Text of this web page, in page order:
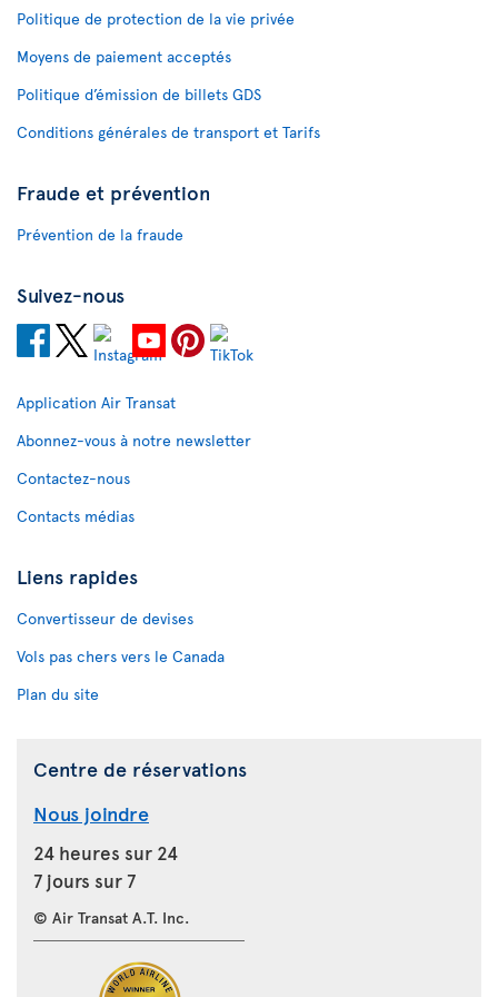
Politique de protection de la vie privée
Moyens de paiement acceptés
Politique d’émission de billets GDS
Conditions générales de transport et Tarifs
Fraude et prévention
Prévention de la fraude
Suivez-nous
Application Air Transat
Abonnez-vous à notre newsletter
Contactez-nous
Contacts médias
Liens rapides
Convertisseur de devises
Vols pas chers vers le Canada
Plan du site
Centre de réservations
Nous joindre
24 heures sur 24
7 jours sur 7
© Air Transat A.T. Inc.